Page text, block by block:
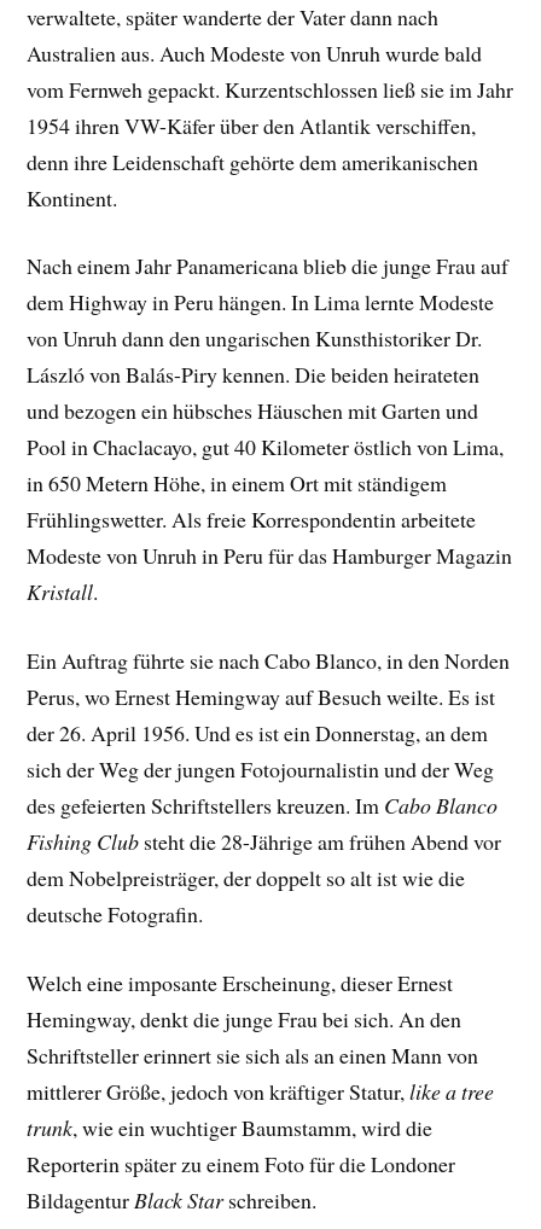
verwaltete, später wanderte der Vater dann nach
Australien aus. Auch Modeste von Unruh wurde bald
vom Fernweh gepackt. Kurzentschlossen ließ sie im Jahr
1954 ihren VW-Käfer über den Atlantik verschiffen,
denn ihre Leidenschaft gehörte dem amerikanischen
Kontinent.
Nach einem Jahr Panamericana blieb die junge Frau auf
dem Highway in Peru hängen. In Lima lernte Modeste
von Unruh dann den ungarischen Kunsthistoriker Dr.
László von Balás-Piry kennen. Die beiden heirateten
und bezogen ein hübsches Häuschen mit Garten und
Pool in Chaclacayo, gut 40 Kilometer östlich von Lima,
in 650 Metern Höhe, in einem Ort mit ständigem
Frühlingswetter. Als freie Korrespondentin arbeitete
Modeste von Unruh in Peru für das Hamburger Magazin
Kristall.
Ein Auftrag führte sie nach Cabo Blanco, in den Norden
Perus, wo Ernest Hemingway auf Besuch weilte. Es ist
der 26. April 1956. Und es ist ein Donnerstag, an dem
sich der Weg der jungen Fotojournalistin und der Weg
des gefeierten Schriftstellers kreuzen. Im Cabo Blanco
Fishing Club steht die 28-Jährige am frühen Abend vor
dem Nobelpreisträger, der doppelt so alt ist wie die
deutsche Fotografin.
Welch eine imposante Erscheinung, dieser Ernest
Hemingway, denkt die junge Frau bei sich. An den
Schriftsteller erinnert sie sich als an einen Mann von
mittlerer Größe, jedoch von kräftiger Statur,like a tree
trunk, wie ein wuchtiger Baumstamm, wird die
Reporterin später zu einem Foto für die Londoner
BildagenturBlack Starschreiben.